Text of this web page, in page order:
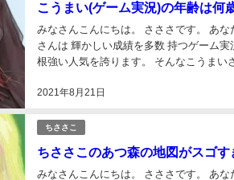
こうまい(ゲーム実況)の年齢は何
2021年8月21日
みなさんこんにちは。 さささです。 あなたは こうまいさんが何者 か知っていますか？ こうまい
さんは 輝かしい成績を多数 持つゲーム実況者です。 高いゲームスキルと
根強い人気を誇ります。 そんなこうまいさんの ことをもっと詳しく知りたい とおもいました。
ちささこ
ちささこのあつ森の地図がスゴ
みなさんこんにちは。 さささです。 あなたは ちささこさんの仕事 を知っていますか？ ちささこ